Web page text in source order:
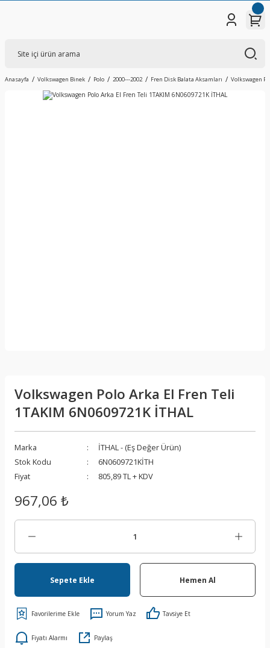
Anasayfa Volkswagen Binek Polo 2000---2002 Fren Disk Balata Aksamları Volkswagen
Volkswagen Polo Arka El Fren Teli
1TAKIM 6N0609721K İTHAL
Marka
İTHAL - (Eş Değer Ürün)
Stok Kodu
6N0609721KİTH
Fiyat
805,89 TL + KDV
967,06 ₺
Sepete Ekle Hemen Al
Yorum Yaz Tavsiye Et
Fiyatı Alarmı Paylaş